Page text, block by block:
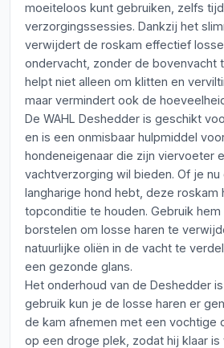
moeiteloos kunt gebruiken, zelfs
verzorgingssessies. Dankzij het
verwijdert de roskam effectief
ondervacht, zonder de bovenvacht
helpt niet alleen om klitten en
maar vermindert ook de
De WAHL Deshedder is geschikt
en is een onmisbaar hulpmiddel
hondeneigenaar die zijn viervoeter
vachtverzorging wil bieden. Of je
langharige hond hebt, deze roskam
topconditie te houden. Gebruik
borstelen om losse haren te
natuurlijke oliën in de vacht te
een gezonde glans.
Het onderhoud van de Deshedder
gebruik kun je de losse haren er
de kam afnemen met een vochtige
op een droge plek, zodat hij klaar